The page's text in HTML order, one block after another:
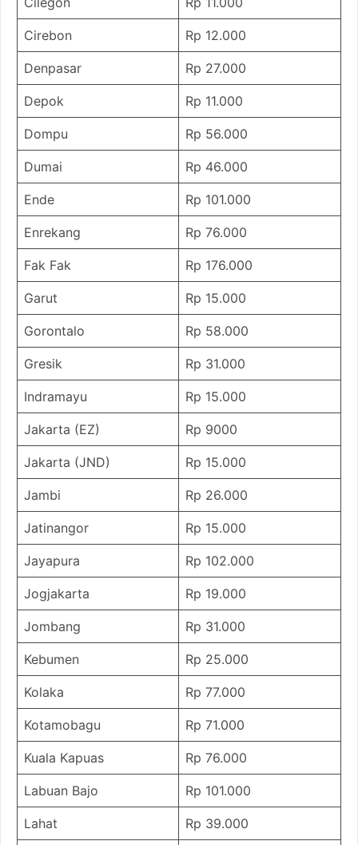
Cirebon Rp 12.000
Denpasar Rp 27.000
Depok Rp 11.000
Dompu Rp 56.000
Dumai Rp 46.000
Ende Rp 101.000
Enrekang Rp 76.000
Fak Fak Rp 176.000
Garut Rp 15.000
Gorontalo Rp 58.000
Gresik Rp 31.000
Indramayu Rp 15.000
Jakarta (EZ) Rp 9000
Jakarta (JND) Rp 15.000
Jambi Rp 26.000
Jatinangor Rp 15.000
Jayapura Rp 102.000
Jogjakarta Rp 19.000
Jombang Rp 31.000
Kebumen Rp 25.000
Kolaka Rp 77.000
Kotamobagu Rp 71.000
Kuala Kapuas Rp 76.000
Labuan Bajo Rp 101.000
Lahat Rp 39.000